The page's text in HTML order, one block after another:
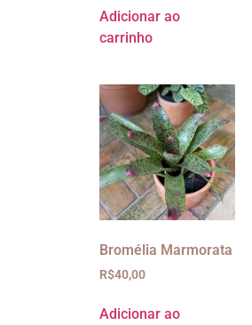
Adicionar ao
carrinho
Bromélia Marmorata
R$40,00
Adicionar ao